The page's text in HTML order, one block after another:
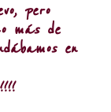
pero
más de
en